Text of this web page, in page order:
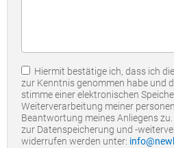
Hiermit bestätige ich, dass ich die
zur Kenntnis genommen habe und
stimme einer elektronischen
Weiterverarbeitung meiner
Beantwortung meines Anliegens
zur Datenspeicherung und -
widerrufen werden unter: